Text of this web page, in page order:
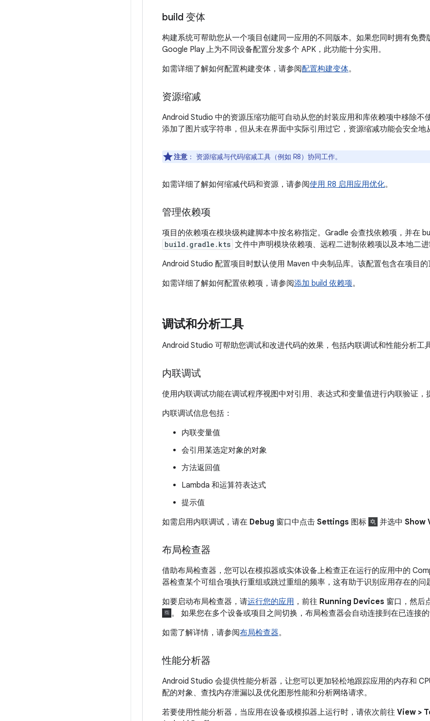
build 变体
构建系统可帮助您从一个项目创建同一应用的不同版本。如果您同时拥有免
Google Play 上为不同设备配置分发多个 APK，此功能十分实用。
如需详细了解如何配置构建变体，请参阅配置构建变体。
资源缩减
Android Studio 中的资源压缩功能可自动从您的封装应用和库依赖项中移除不
添加了图片或字符串，但从未在界面中实际引用过它，资源缩减功能会安全地
注意 ： 资源缩减与代码缩减工具（例如 R8）协同工作。
如需详细了解如何缩减代码和资源，请参阅使用 R8 启用应用优化。
管理依赖项
项目的依赖项在模块级构建脚本中按名称指定。Gradle 会查找依赖项，并在
build.gradle.kts 文件中声明模块依赖项、远程二进制依赖项以及本地二进
Android Studio 配置项目时默认使用 Maven 中央制品库。该配置包含在项目的
如需详细了解如何配置依赖项，请参阅添加 build 依赖项。
调试和分析工具
Android Studio 可帮助您调试和改进代码的效果，包括内联调试和性能分析工具
内联调试
使用内联调试功能在调试程序视图中对引用、表达式和变量值进行内联验证，
内联调试信息包括：
内联变量值
会引用某选定对象的对象
方法返回值
Lambda 和运算符表达式
提示值
如需启用内联调试，请在 Debug 窗口中点击 Settings 图标 并选中 Show
布局检查器
借助布局检查器，您可以在模拟器或实体设备上检查正在运行的应用中的
器检查某个可组合项执行重组或跳过重组的频率，这有助于识别应用存在的问
如要启动布局检查器，请运行您的应用 ，前往 Running Devices 窗口，然后
。 如果您在多个设备或项目之间切换，布局检查器会自动连接到在已连接
如需了解详情，请参阅布局检查器。
性能分析器
Android Studio 会提供性能分析器，让您可以更加轻松地跟踪应用的内存和
配的对象、查找内存泄漏以及优化图形性能和分析网络请求。
若要使用性能分析器，当应用在设备或模拟器上运行时，请依次前往 View >